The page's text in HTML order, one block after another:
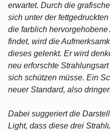
erwartet. Durch die
sich unter der
die farblich
findet, wird die
dieses gelenkt. Er wird
neu erforschte
sich schützen müsse. Ein
neuer Standard, also
Dabei suggeriert die
Light, dass diese drei